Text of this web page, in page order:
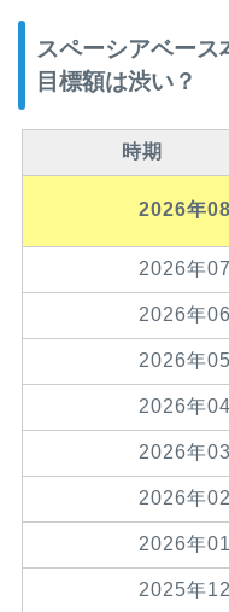
スペーシアベース
目標額は渋い？
時期
2026年
2026年
2026年
2026年
2026年
2026年
2026年
2026年
2025年